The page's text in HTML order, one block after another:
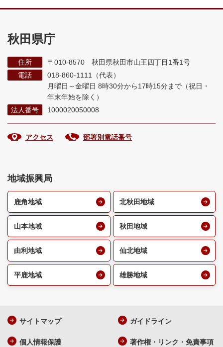
秋田県庁
住所
〒010-8570 秋田県秋田市山王四丁目1番1号
電話
018-860-1111（代表）
月曜日～金曜日 8時30分から17時15分まで （祝日・
年末年始を除く）
法人番号
1000020050008
アクセス 部署別電話番号
地域振興局
鹿角地域 北秋田地域
山本地域 秋田地域
由利地域 仙北地域
平鹿地域 雄勝地域
サイトマップ ガイドライン
個人情報保護 著作権・リンク・免責事項